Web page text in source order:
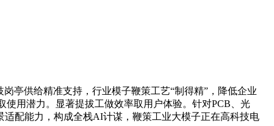
亭供给精准支持，行业模子鞭策工艺“制得精”，降低企业
用潜力。显著提拔工做效率取用户体验。针对PCB、光
配能力，构成全栈AI计谋，鞭策工业大模子正在高科技电